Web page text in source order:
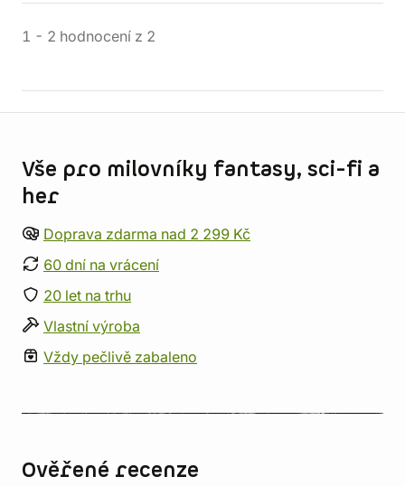
1 - 2 hodnocení z 2
Vše pro milovníky fantasy, sci-fi a
her
Doprava zdarma nad 2 299 Kč
60 dní na vrácení
20 let na trhu
Vlastní výroba
Vždy pečlivě zabaleno
Ověřené recenze